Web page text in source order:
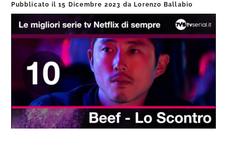
Pubblicato il15 Dicembre 2023 da Lorenzo Ballabio
Unmute
Loaded:
0%
Progress:
0%